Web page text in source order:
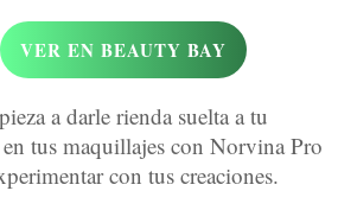
VER EN BEAUTY BAY
a darle rienda suelta a tu
tus maquillajes con Norvina Pro
con tus creaciones.